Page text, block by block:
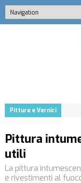
Pitture e Vernici
Pittura
utili
La pittura
e rivestimenti al